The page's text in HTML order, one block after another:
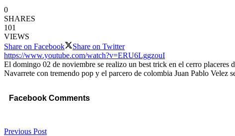
0
SHARES
101
VIEWS
Share on Facebook
Share on Twitter
https://www.youtube.com/watch?v=ERU6LggzouI
El domingo 02 de noviembre se realizo un best trick en el cerro placeres
Navarrete con tremendo pop y el parcero de colombia Juan Pablo Velez
Facebook Comments
Previous Post